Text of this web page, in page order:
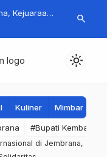
Kejuaraan
Pasar
Tembus
search
light_mode
Kuliner Mimbar
#Bupati Kembang
di Jembrana,